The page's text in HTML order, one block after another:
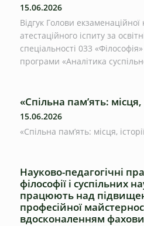
15.06.2026
Відгук Голови
атестаційного іспиту за
спеціальності 033
програми «Аналітика
«Спільна пам’ять:
15.06.2026
«Спільна пам’ять: місця,
Науково-педагогічні
філософії і суспільних
працюють над
професійної
вдосконаленням